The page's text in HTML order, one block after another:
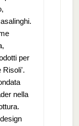
per
Risoli'.
nella